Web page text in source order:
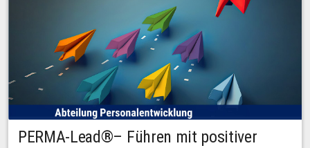
PERMA-Lead®– Führen mit positiver